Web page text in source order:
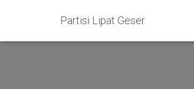
Partisi Lipat Geser